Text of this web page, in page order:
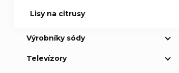
Lisy na citrusy
Výrobníky sódy
Televízory